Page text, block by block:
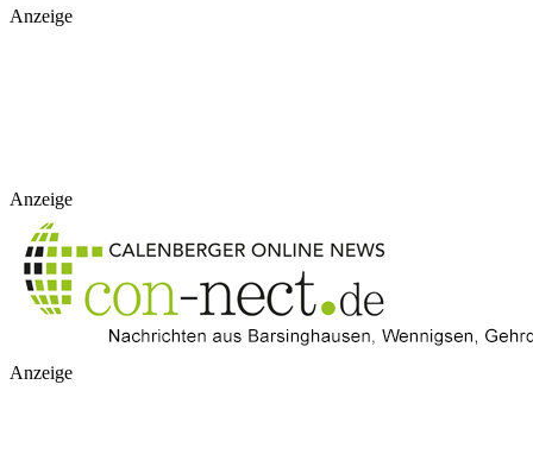
Anzeige
Anzeige
Anzeige